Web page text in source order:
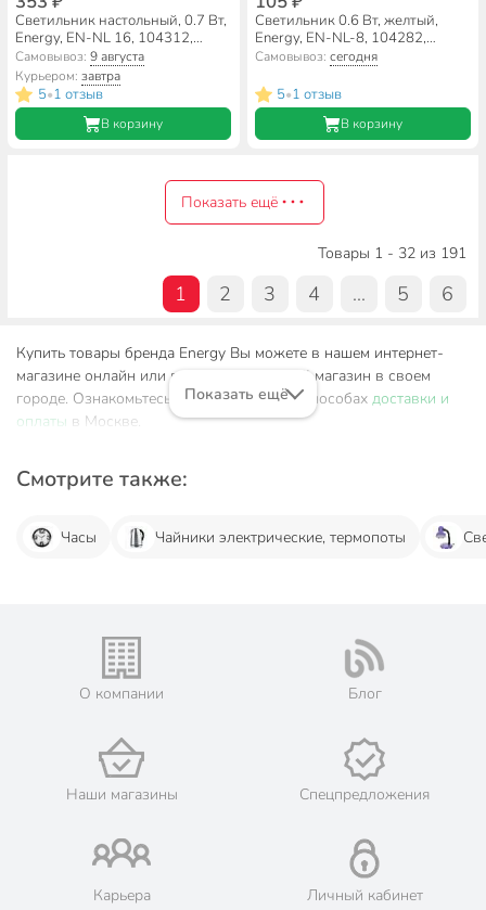
Светильник настольный, 0.7 Вт,
Energy, EN-NL 16, 104312,
Ананас, 4.5 В, неоновый
Самовывоз:9 августа
Курьером:завтра
5•1 отзыв
В корзину
Светильник 0.6 Вт, желтый,
Energy, EN-NL-8, 104282,
Звёздочка
Самовывоз: сегодня
5•1 отзыв
В корзину
Показать ещё
Товары 1 - 32 из 191
1 2 3 4 ... 5 6
Купить товары бренда Energy Вы можете в нашем интернет-
магазине онлайн или посетив розничный магазин в своем
городе. Ознакомьтесь с информацией о способах доставки и
оплаты в Москве.
Показать ещё
Смотрите также:
Часы Чайники электрические, термопоты
О компании Блог
Наши магазины Спецпредложения
Карьера Личный кабинет